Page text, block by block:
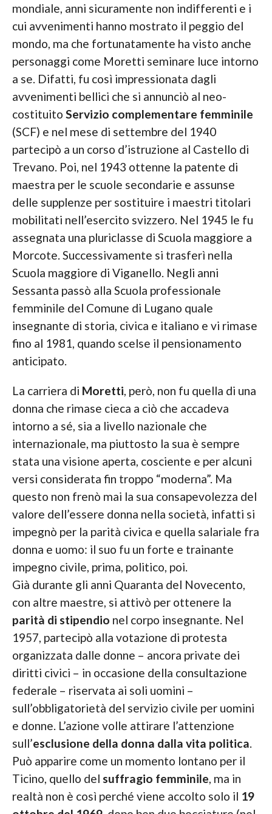
mondiale, anni sicuramente non indifferenti e i
cui avvenimenti hanno mostrato il peggio del
mondo, ma che fortunatamente ha visto anche
personaggi come Moretti seminare luce intorno
a se. Difatti, fu così impressionata dagli
avvenimenti bellici che si annunciò al neo-
costituito Servizio complementare femminile
(SCF) e nel mese di settembre del 1940
partecipò a un corso d’istruzione al Castello di
Trevano. Poi, nel 1943 ottenne la patente di
maestra per le scuole secondarie e assunse
delle supplenze per sostituire i maestri titolari
mobilitati nell’esercito svizzero. Nel 1945 le fu
assegnata una pluriclasse di Scuola maggiore a
Morcote. Successivamente si trasferì nella
Scuola maggiore di Viganello. Negli anni
Sessanta passò alla Scuola professionale
femminile del Comune di Lugano quale
insegnante di storia, civica e italiano e vi rimase
fino al 1981, quando scelse il pensionamento
anticipato.
La carriera di Moretti, però, non fu quella di una
donna che rimase cieca a ciò che accadeva
intorno a sé, sia a livello nazionale che
internazionale, ma piuttosto la sua è sempre
stata una visione aperta, cosciente e per alcuni
versi considerata fin troppo “moderna”. Ma
questo non frenò mai la sua consapevolezza del
valore dell’essere donna nella società, infatti si
impegnò per la parità civica e quella salariale fra
donna e uomo: il suo fu un forte e trainante
impegno civile, prima, politico, poi.
Già durante gli anni Quaranta del Novecento,
con altre maestre, si attivò per ottenere la
parità di stipendio nel corpo insegnante. Nel
1957, partecipò alla votazione di protesta
organizzata dalle donne – ancora private dei
diritti civici – in occasione della consultazione
federale – riservata ai soli uomini –
sull’obbligatorietà del servizio civile per uomini
e donne. L’azione volle attirare l’attenzione
sull’esclusione della donna dalla vita politica.
Può apparire come un momento lontano per il
Ticino, quello del suffragio femminile, ma in
realtà non è così perché viene accolto solo il 19